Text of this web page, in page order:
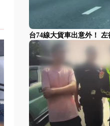
台74線大貨車出意外！ 左